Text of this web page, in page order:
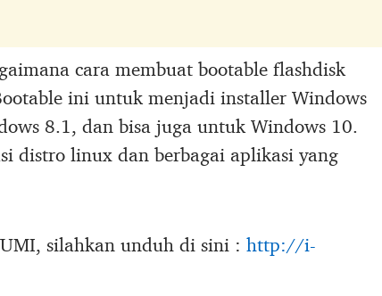
cara membuat bootable flashdisk
ini untuk menjadi installer Windows
8.1, dan bisa juga untuk Windows 10.
distro linux dan berbagai aplikasi yang
silahkan unduh di sini : http://i-